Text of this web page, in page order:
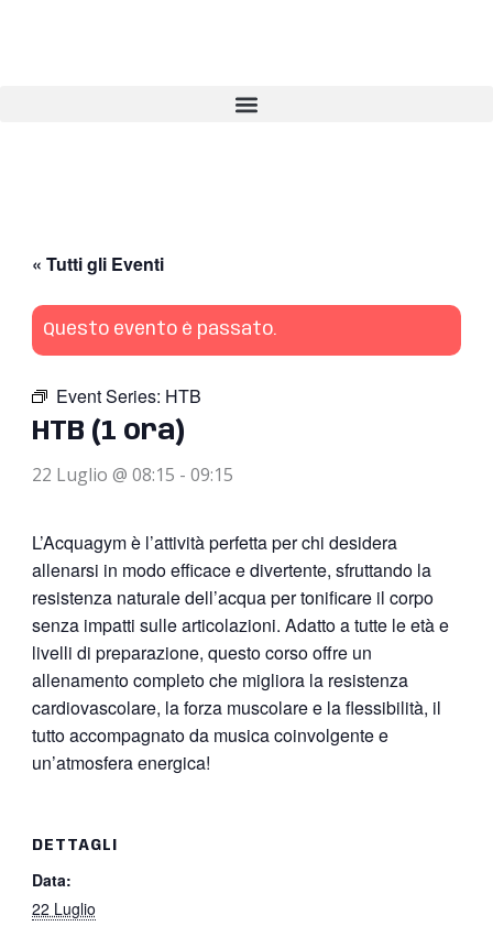
« Tutti gli Eventi
Questo evento è passato.
Event Series: HTB
HTB (1 ora)
22 Luglio @ 08:15 - 09:15
L’Acquagym è l’attività perfetta per chi desidera
allenarsi in modo efficace e divertente, sfruttando la
resistenza naturale dell’acqua per tonificare il corpo
senza impatti sulle articolazioni. Adatto a tutte le età e
livelli di preparazione, questo corso offre un
allenamento completo che migliora la resistenza
cardiovascolare, la forza muscolare e la flessibilità, il
tutto accompagnato da musica coinvolgente e
un’atmosfera energica!
DETTAGLI
Data:
22 Luglio